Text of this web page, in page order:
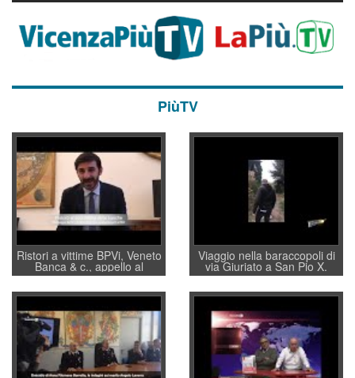
PiùTV
Ristori a vittime BPVi, Veneto
Banca & c., appello al
sottosegretario Alessio
Villarosa: per mettere ordine
convochi con Di Maio CNCU
a supporto della cabina di
regia al Mef
Viaggio nella baraccopoli di
via Giuriato a San Pio X.
Vicenza ai Vicentini: “faremo
un regalo di Natale ai
residenti”